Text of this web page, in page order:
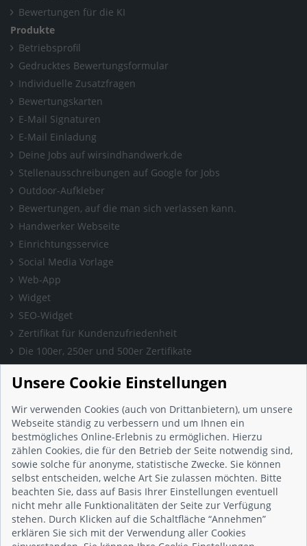
Bewertungen für die KI
Produkte
Betriebsprofil
Gedrucktes Bewertungsformular
Individuelle Zusatzfragen
Bewertungskarten
E-Mail Signaturen
E-Mail Einladung
Deine Jobs auf wirsindhandwerk.de
Stellenausschreibungen auf Google for Jobs
Outdoor-Aufkleber
Bewertungen, auf die man sich verlassen kann.
Handwerker Webseite
Einrichtungsservice
Social Media Vorlage
Web-App
Widget
SEO-Widget
Zertifikat für Kundenzufriedenheit
Die 100er, 250er und 500er Zertifikate
Presse & Wissen
Presse und Informationen
Blog
Häufig gestellte Fragen (FAQ)
Studie: Digitalisierungsbarometer
Initiative gegen Fake-Bewertungen
Kunden Informationen
Beratungsgespräch vereinbaren
Impressum
Datenschutz
Unsere Cookie Einstellungen
Wir verwenden Cookies (auch von Drittanbietern), um unsere
Webseite ständig zu verbessern und um Ihnen ein
bestmögliches Online-Erlebnis zu ermöglichen. Hierzu
zählen Cookies, die für den Betrieb der Seite notwendig sind,
sowie solche für anonyme, statistische Zwecke. Sie können
selbst entscheiden, welche Art Sie zulassen möchten. Bitte
beachten Sie, dass auf Basis Ihrer Einstellungen eventuell
nicht mehr alle Funktionalitäten der Seite zur Verfügung
stehen. Durch Klicken auf die Schaltfläche “Annehmen”
erklären Sie sich mit der Verwendung aller Cookies